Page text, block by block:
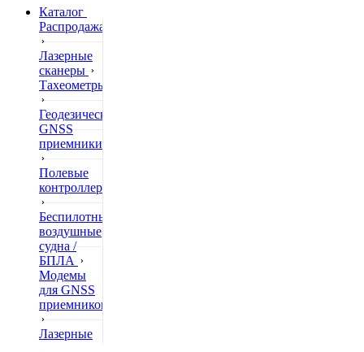
Каталог
Распродажа
Лазерные
сканеры
Тахеометры
Геодезические
GNSS
приемники
Полевые
контроллеры
Беспилотные
воздушные
судна /
БПЛА
Модемы
для GNSS
приемников
Лазерные